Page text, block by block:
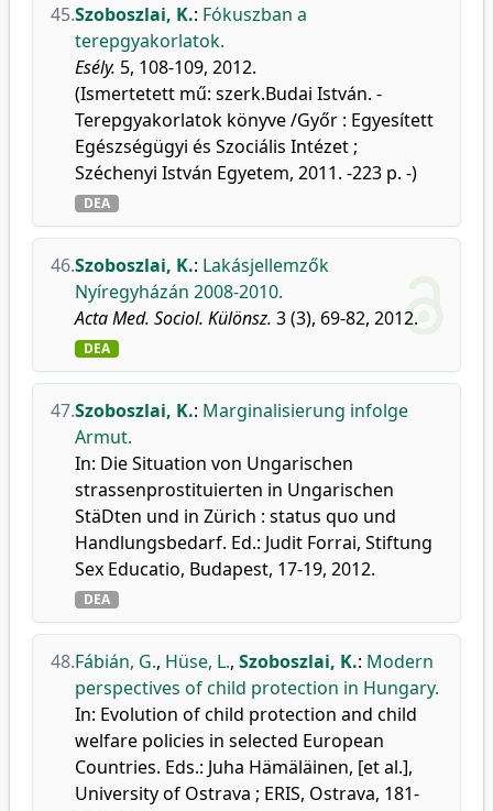
45.Szoboszlai, K.: Fókuszban a
terepgyakorlatok.
Esély. 5, 108-109, 2012.
(Ismertetett mű: szerk.Budai István. -
Terepgyakorlatok könyve /Győr : Egyesített
Egészségügyi és Szociális Intézet ;
Széchenyi István Egyetem, 2011. -223 p. -)
DEA
46.Szoboszlai, K.: Lakásjellemzők
Nyíregyházán 2008-2010.
Acta Med. Sociol. Különsz. 3 (3), 69-82, 2012.
DEA
47.Szoboszlai, K.: Marginalisierung infolge
Armut.
In: Die Situation von Ungarischen
strassenprostituierten in Ungarischen
StäDten und in Zürich : status quo und
Handlungsbedarf. Ed.: Judit Forrai, Stiftung
Sex Educatio, Budapest, 17-19, 2012.
DEA
48.Fábián, G., Hüse, L., Szoboszlai, K.: Modern
perspectives of child protection in Hungary.
In: Evolution of child protection and child
welfare policies in selected European
Countries. Eds.: Juha Hämäläinen, [et al.],
University of Ostrava ; ERIS, Ostrava, 181-